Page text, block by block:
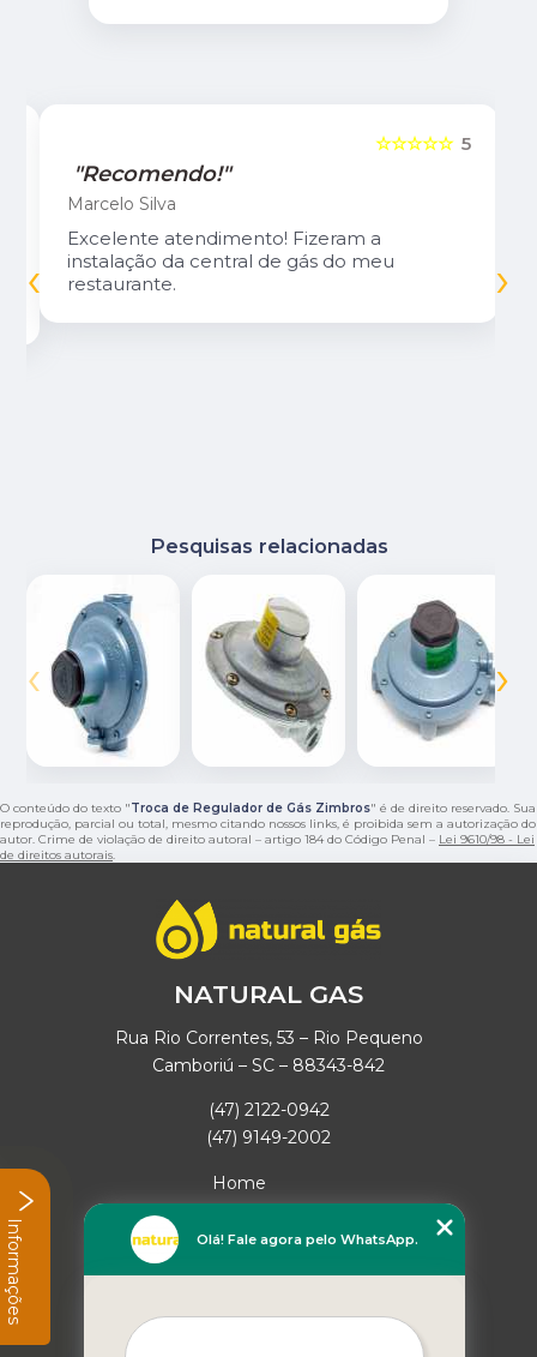
5
☆☆☆☆☆
"Recomendo!"
Marcelo Silva
Excelente atendimento! Fizeram a
instalação da central de gás do meu
restaurante.
‹ ›
Pesquisas relacionadas
‹ ›
O conteúdo do texto "Troca de Regulador de Gás Zimbros" é de direito reservado. Sua
reprodução, parcial ou total, mesmo citando nossos links, é proibida sem a autorização do
autor. Crime de violação de direito autoral – artigo 184 do Código Penal – Lei 9610/98 - Lei
de direitos autorais.
NATURAL GAS
Rua Rio Correntes, 53 – Rio Pequeno
Camboriú – SC – 88343-842
(47) 2122-0942
(47) 9149-2002
Home
Empresa
Missão
Mapa do site
Olá! Fale agora pelo WhatsApp.
Informações